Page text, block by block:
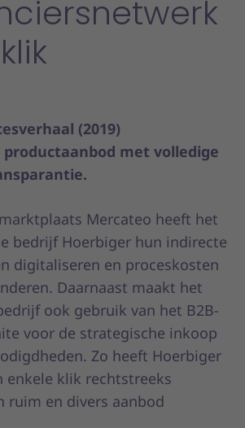
(2019)
productaanbod met volledige
Mercateo heeft het
bedrijf Hoerbiger hun indirecte
digitaliseren en proceskosten
Daarnaast maakt het
ook gebruik van het B2B-
voor de strategische inkoop
Zo heeft Hoerbiger
enkele klik rechtstreeks
ruim en divers aanbod